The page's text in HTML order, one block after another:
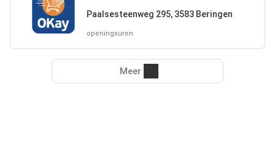
Paalsesteenweg 295, 3583 Beringen
openingsuren
Meer